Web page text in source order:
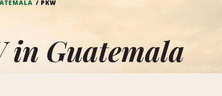
PKW
in Guatemala